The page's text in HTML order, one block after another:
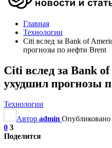
Главная
Технологии
Citi вслед за Bank of
прогнозы по нефти Brent
Citi вслед за Bank
ухудшил прогнозы
Технологии
Автор admin Опубликовано
0 3
Поделится